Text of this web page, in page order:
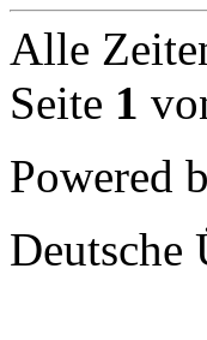
Alle
Seite 1
Powered
Deutsche